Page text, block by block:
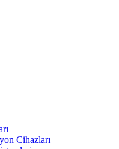
Cihazları